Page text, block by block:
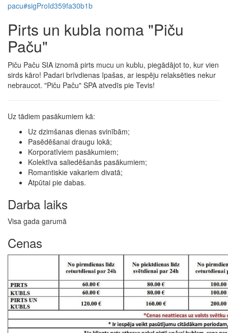
pacu#sigProId359fa30b1b
Pirts un kubla noma "Piču
Paču"
Piču Paču SIA iznomā pirts mucu un kublu, piegādājot to, kur vien
sirds kāro! Padari brīvdienas īpašas, ar iespēju relaksēties nekur
nebraucot. "Piču Paču" SPA atvedīs pie Tevis!
Uz tādiem pasākumiem kā:
Uz dzimšanas dienas svinībām;
Pasēdēšanai draugu lokā;
Korporatīviem pasākumiem;
Kolektīva saliedēšanās pasākumiem;
Romantiskie vakariem divatā;
Atpūtai pie dabas.
Darba laiks
Visa gada garumā
Cenas